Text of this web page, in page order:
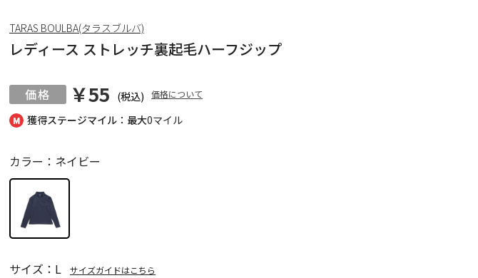
獲得ステージマイル：最大0マイル
レディース ストレッチ裏起毛ハーフジップ
￥55 (税込) 価格について
カラー：ネイビー
サイズ：L サイズガイドはこちら
TARAS BOULBA(タラスブルバ)